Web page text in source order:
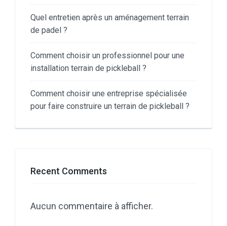
Quel entretien après un aménagement terrain
de padel ?
Comment choisir un professionnel pour une
installation terrain de pickleball ?
Comment choisir une entreprise spécialisée
pour faire construire un terrain de pickleball ?
Recent Comments
Aucun commentaire à afficher.